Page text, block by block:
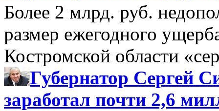
Более 2 млрд. руб.
размер ежегодного
Костромской области
Губернатор Сергей
заработал почти 2,6